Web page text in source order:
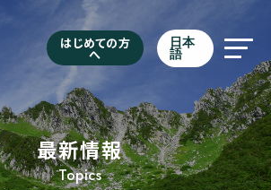
はじめての方
へ
日本
語
最新情報
Topics